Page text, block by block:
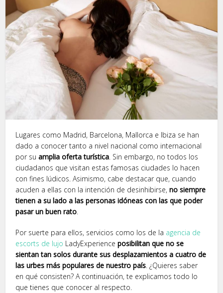
Lugares como Madrid, Barcelona, Mallorca e Ibiza se han
dado a conocer tanto a nivel nacional como internacional
por suamplia oferta turística. Sin embargo, no todos los
ciudadanos que visitan estas famosas ciudades lo hacen
con fines lúdicos. Asimismo, cabe destacar que, cuando
acuden a ellas con la intención de desinhibirse,no siempre
tienen a su lado a las personas idóneas con las que poder
pasar un buen rato.
Por suerte para ellos, servicios como los de la agencia de
escorts de lujo LadyExperienceposibilitan que no se
sientan tan solos durante sus desplazamientos a cuatro de
las urbes más populares de nuestro país. ¿Quieres saber
en qué consisten? A continuación, te explicamos todo lo
que tienes que conocer al respecto.